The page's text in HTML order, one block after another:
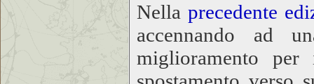
Nella precedente
accennando ad
miglioramento